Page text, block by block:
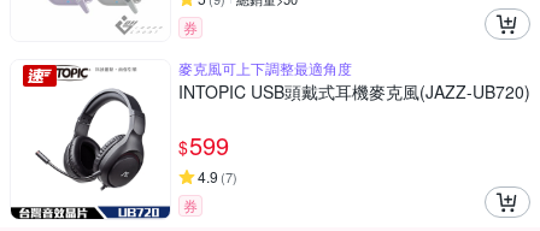
券
麥克風可上下調整最適角度
INTOPIC USB頭戴式耳機麥克風(JAZZ-UB720)
$599
4.9 (7)
券